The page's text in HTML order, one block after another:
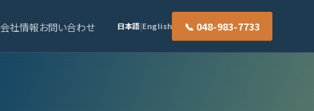
会社情報お問い合わせ 日本語|English 📞 048-983-7733